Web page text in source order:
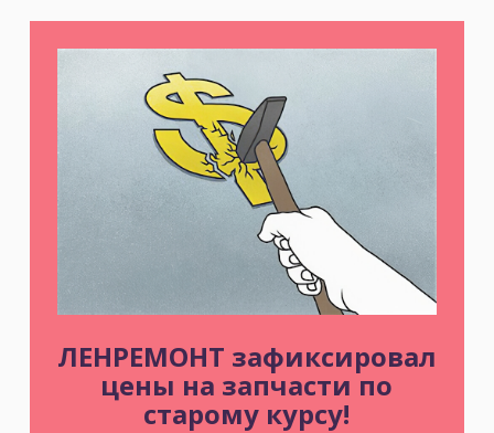
ЛЕНРЕМОНТ зафиксировал
цены на запчасти по
старому курсу!